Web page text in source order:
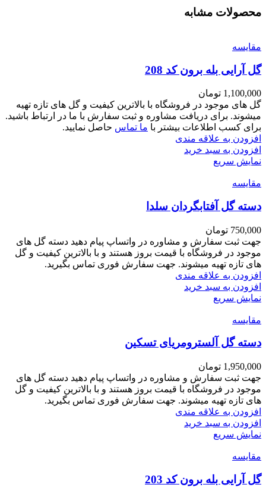
محصولات مشابه
مقايسه
گل آرایی بله برون کد 208
1,100,000 تومان
گل های موجود در فروشگاه با بالاترین کیفیت و گل های تازه تهیه
میشوند. برای دریافت مشاوره و ثبت سفارش با ما در ارتباط باشید.
برای کسب اطلاعات بیشتر با ما تماس حاصل نمایید.
افزودن به علاقه مندی
افزودن به سبد خرید
نمایش سریع
مقايسه
دسته گل آفتابگردان سلدا
750,000 تومان
جهت ثبت سفارش و مشاوره در واتساپ پیام دهید دسته گل های
موجود در فروشگاه با قیمت بروز هستند و با بالاترین کیفیت و گل
های تازه تهیه میشوند. جهت سفارش فوری تماس بگیرید.
افزودن به علاقه مندی
افزودن به سبد خرید
نمایش سریع
مقايسه
دسته گل آلسترومریای تسکین
1,950,000 تومان
جهت ثبت سفارش و مشاوره در واتساپ پیام دهید دسته گل های
موجود در فروشگاه با قیمت بروز هستند و با بالاترین کیفیت و گل
های تازه تهیه میشوند. جهت سفارش فوری تماس بگیرید.
افزودن به علاقه مندی
افزودن به سبد خرید
نمایش سریع
مقايسه
گل آرایی بله برون کد 203